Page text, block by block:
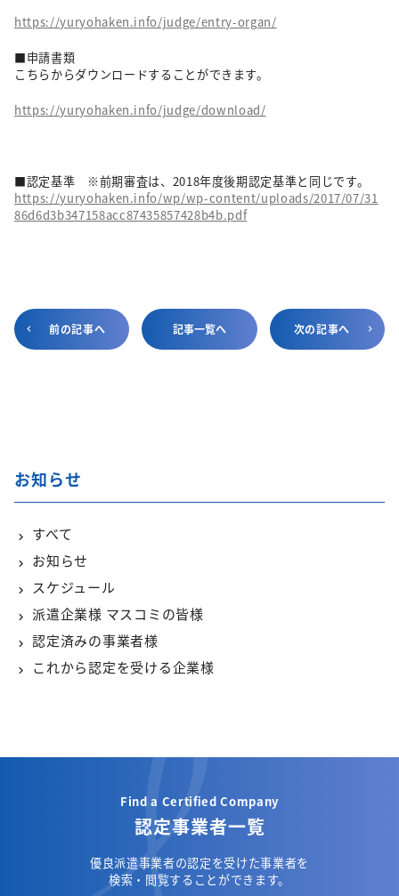
https://yuryohaken.info/judge/entry-organ/
■申請書類
こちらからダウンロードすることができます。
https://yuryohaken.info/judge/download/
■認定基準 ※前期審査は、2018年度後期認定基準と同じです。
https://yuryohaken.info/wp/wp-content/uploads/2017/07/31
86d6d3b347158acc87435857428b4b.pdf
前の記事へ 記事一覧へ 次の記事へ
お知らせ
すべて
お知らせ
スケジュール
派遣企業様 マスコミの皆様
認定済みの事業者様
これから認定を受ける企業様
Find a Certified Company
認定事業者一覧
優良派遣事業者の認定を受けた事業者を
検索・閲覧することができます。